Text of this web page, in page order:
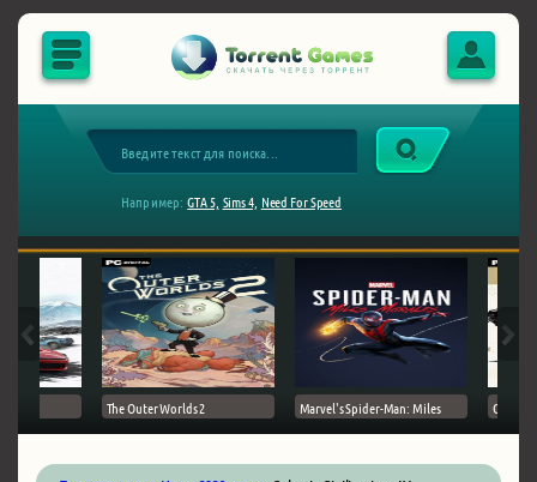
Например: GTA 5, Sims 4, Need For Speed
The Outer Worlds 2 Marvel's Spider-Man: Miles Ghost